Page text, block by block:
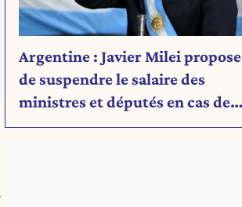
Argentine : Javier Milei propose
de suspendre le salaire des
ministres et députés en cas de
déficit budgétaire